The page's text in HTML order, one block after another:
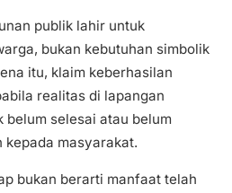
publik lahir untuk
bukan kebutuhan simbolik
itu, klaim keberhasilan
realitas di lapangan
belum selesai atau belum
kepada masyarakat.
bukan berarti manfaat telah